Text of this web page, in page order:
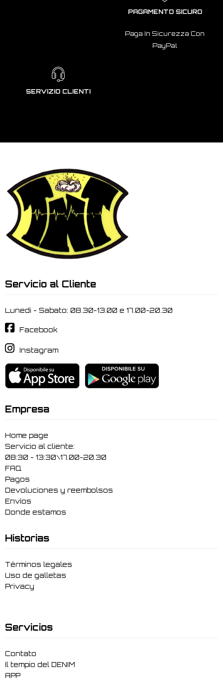
PAGAMENTO SICURO
Paga In Sicurezza Con
PayPal
SERVIZIO CLIENTI
Servicio al Cliente
Lunedi - Sabato: 08.30-13.00 e 17.00-20.30
Facebook
Instagram
Empresa
Home page
Servicio al cliente:
08:30 - 13:30\17.00-20.30
FAQ
Pagos
Devoluciones y reembolsos
Envíos
Donde estamos
Historias
Términos legales
Uso de galletas
Privacy
Servicios
Contato
Il tempio del DENIM
APP